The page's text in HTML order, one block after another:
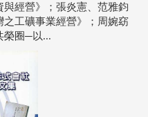
經營》；張炎憲、范雅鈞
工礦事業經營》；周婉窈
榮圈─以...